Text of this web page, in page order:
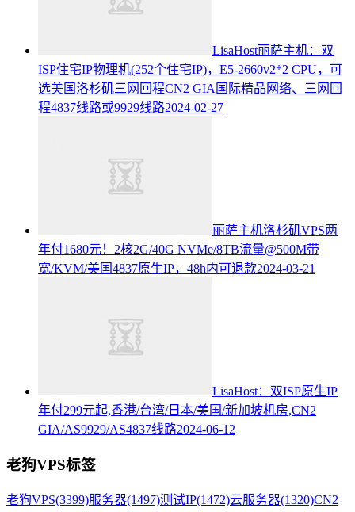
LisaHost丽萨主机：双
ISP住宅IP物理机(252个住宅IP)，E5-2660v2*2 CPU，可
选美国洛杉矶三网回程CN2 GIA国际精品网络、三网回
程4837线路或9929线路2024-02-27
丽萨主机洛杉矶VPS两
年付1680元！2核2G/40G NVMe/8TB流量@500M带
宽/KVM/美国4837原生IP，48h内可退款2024-03-21
LisaHost：双ISP原生IP
年付299元起,香港/台湾/日本/美国/新加坡机房,CN2
GIA/AS9929/AS4837线路2024-06-12
老狗VPS标签
老狗VPS(3399)服务器(1497)测试IP(1472)云服务器(1320)CN2